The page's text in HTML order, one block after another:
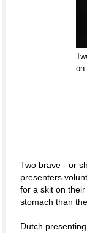
on
Two brave - or
presenters
for a skit on
stomach than
Dutch